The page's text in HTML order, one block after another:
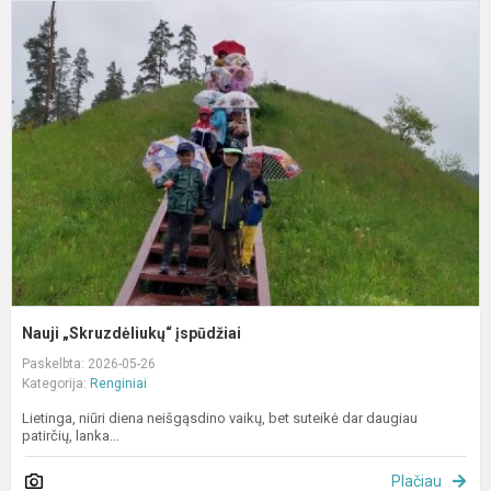
Nauji „Skruzdėliukų“ įspūdžiai
Paskelbta: 2026-05-26
Kategorija: Renginiai
Lietinga, niūri diena neišgąsdino vaikų, bet suteikė dar daugiau
patirčių, lanka...
Plačiau